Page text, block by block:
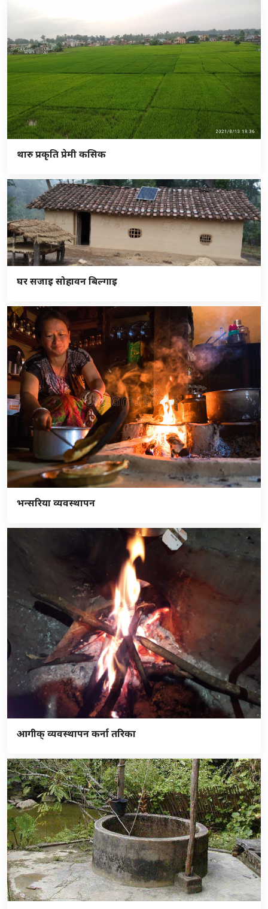
थारु प्रकृति प्रेमी कसिक
घर सजाइ सोहावन बिल्गाइ
भन्सरिया व्यवस्थापन
आगीक् व्यवस्थापन कर्ना तरिका